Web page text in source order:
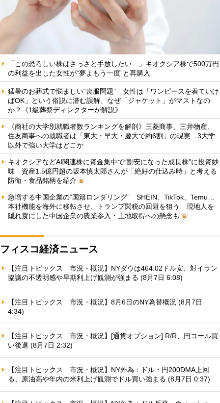
「この恐ろしい株はさっさと手放したい…」キオクシア株で500万円
の利益を出した女性が“夢よもう一度”と再購入
猛暑のお葬式で悩ましい“喪服問題” 女性は「ワンピースを着ていけ
ばOK」という俗説に潜む誤解、なぜ「ジャケット」がマストなの
か？《1級葬祭ディレクターが解説》
《商社の大学別就職者数ランキングを解剖》三菱商事、三井物産、
住友商事への就職者は「東大・早大・慶大で約6割」の現実 3大学
以外で強い大学はどこか
キオクシアなどAI関連株に資金集中で“割安になった成長株”に投資妙
味 資産1.5億円超の坂本慎太郎さんが「絶好の仕込み時」と考える
防衛・食品銘柄を紹介
急増する中国企業の“国籍ロンダリング” SHEIN、TikTok、Temu…
本社機能を海外に移転させ、トランプ関税の回避を狙う 現地人を
隠れ蓑にした中国企業の農業参入・土地取得への懸念も
フィスコ経済ニュース
【注目トピックス 市況・概況】NYダウは464.02ドル安、対イラン
協議の不透明感や早期利上げ観測が強まる (8月7日 6:08)
【注目トピックス 市況・概況】8月6日のNY為替概況 (8月7日
4:34)
【注目トピックス 市況・概況】[通貨オプション] R/R、円コール買
い後退 (8月7日 2:32)
【注目トピックス 市況・概況】NY外為：ドル・円200DMA上回
る、原油高や年内の米利上げ観測でドル買い強まる (8月7日 0:37)